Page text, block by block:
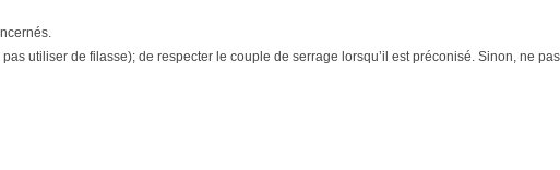
utiliser de filasse); de respecter le couple de serrage lorsqu’il est préconisé. Sinon, ne pas